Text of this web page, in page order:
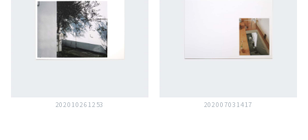
202010261253 202007031417